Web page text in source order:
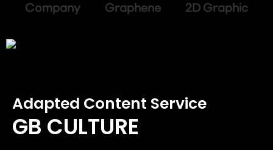
Company Graphene 2D Graphic
Adapted Content Service
GB CULTURE